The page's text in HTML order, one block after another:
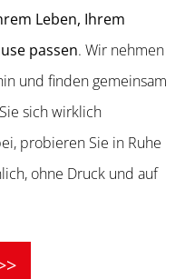
Leben, Ihrem
passen. Wir nehmen
und finden gemeinsam
sich wirklich
probieren Sie in Ruhe
ohne Druck und auf